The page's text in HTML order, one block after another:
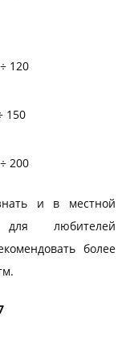
120
150
200
и в местной
любителей
более